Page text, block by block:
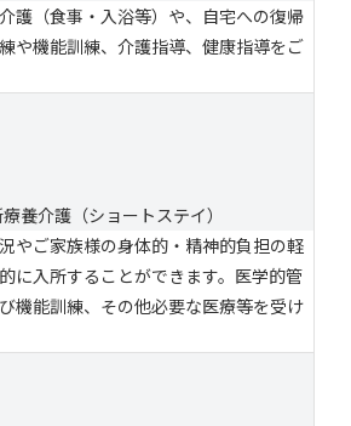
護（食事・入浴等）や、自宅への復帰
や機能訓練、介護指導、健康指導をご
養介護（ショートステイ）
やご家族様の身体的・精神的負担の軽
に入所することができます。医学的管
機能訓練、その他必要な医療等を受け